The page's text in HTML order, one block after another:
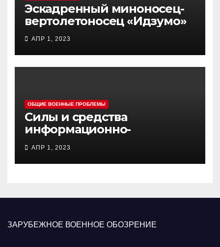
Эскадренный миноносец-
вертолетоносец «Идзумо»
АПР 1, 2023
ОБЩИЕ ВОЕННЫЕ ПРОБЛЕМЫ
Силы и средства
информационно-
психологических операций
вооруженных сил Украины
АПР 1, 2023
ЗАРУБЕЖНОЕ ВОЕННОЕ ОБОЗРЕНИЕ